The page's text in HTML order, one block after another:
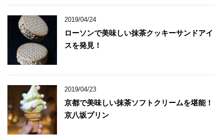
2019/04/24
ローソンで美味しい抹茶クッキーサンドアイ
スを発見！
2019/04/23
京都で美味しい抹茶ソフトクリームを堪能！
京八坂プリン